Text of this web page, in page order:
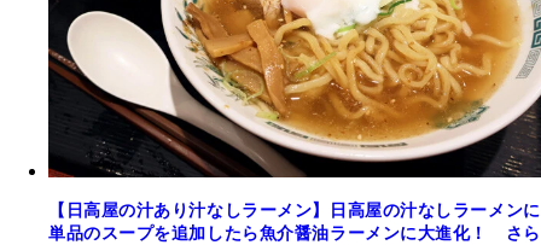
【日高屋の汁あり汁なしラーメン】日高屋の汁なしラーメンに
単品のスープを追加したら魚介醤油ラーメンに大進化！ さら